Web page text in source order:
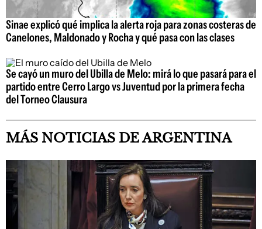
Sinae explicó qué implica la alerta roja para zonas costeras de
Canelones, Maldonado y Rocha y qué pasa con las clases
Se cayó un muro del Ubilla de Melo: mirá lo que pasará para el
partido entre Cerro Largo vs Juventud por la primera fecha
del Torneo Clausura
MÁS NOTICIAS DE ARGENTINA